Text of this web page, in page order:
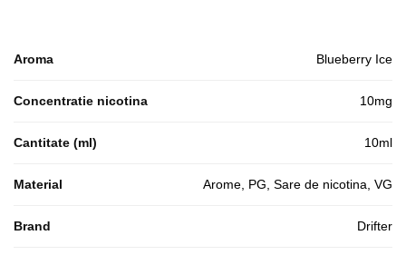
Aroma Blueberry Ice
Concentratie nicotina 10mg
Cantitate (ml) 10ml
Material Arome, PG, Sare de nicotina, VG
Brand Drifter